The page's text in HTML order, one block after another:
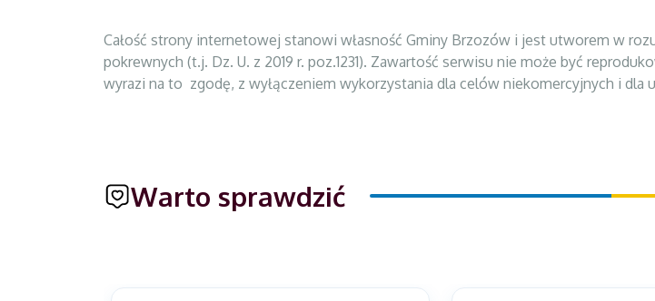
Całość strony internetowej stanowi własność Gminy Brzozów i jest utworem w
pokrewnych (t.j. Dz. U. z 2019 r. poz.1231). Zawartość serwisu nie może być
wyrazi na to zgodę, z wyłączeniem wykorzystania dla celów niekomercyjnych i dla
Warto sprawdzić